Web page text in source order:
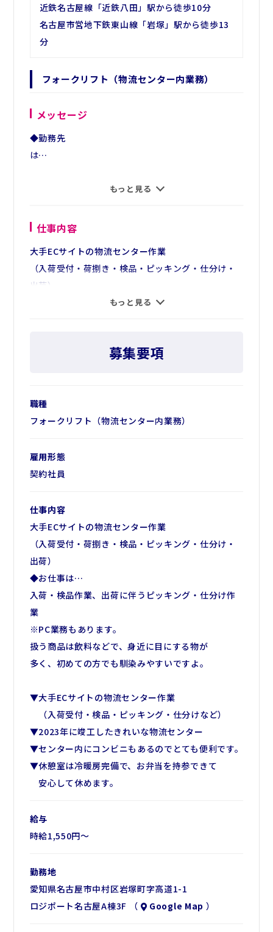
近鉄名古屋線「近鉄八田」駅から徒歩10分
名古屋市営地下鉄東山線「岩塚」駅から徒歩13
分
フォークリフト（物流センター内業務）
メッセージ
◆勤務先
は…
キレイで働きやすい環境で
名古屋
通勤がしやすい職場です。
▼センター内にコンビニもあるので
持参できて安心して休めます。
固定シフト制。 週4日～相談OK、
ライフスタイルに合わせて無理のない
もっと見る
仕事内容
大手ECサイトの物流センター作業
（入荷受付・荷捌き・検品・ピッキング・仕分け・
出荷）
※PC業務もあります。
▼大手ECサイトの物流センター作業
▼2023年に竣工したきれいな物流センター
▼センター内にコンビニもあるのでとても便利です。
安心して休めます。
もっと見る
募集要項
職種
フォークリフト（物流センター内業務）
雇用形態
契約社員
仕事内容
大手ECサイトの物流センター作業
（入荷受付・荷捌き・検品・ピッキング・仕分け・
出荷）
◆お仕事は…
入荷・検品作業、出荷に伴うピッキング・仕分け作
業
※PC業務もあります。
扱う商品は飲料などで、身近に目にする物が
多く、初めての方でも馴染みやすいですよ。
▼大手ECサイトの物流センター作業
（入荷受付・検品・ピッキング・仕分けなど）
▼2023年に竣工したきれいな物流センター
▼センター内にコンビニもあるのでとても便利です。
▼休憩室は冷暖房完備で、お弁当を持参できて
安心して休めます。
給与
時給1,550円～
勤務地
愛知県名古屋市中村区岩塚町字高道1-1
ロジポート名古屋A棟3F （
Google Map ）